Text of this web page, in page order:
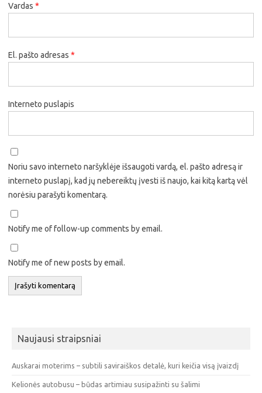
Vardas *
El. pašto adresas *
Interneto puslapis
Noriu savo interneto naršyklėje išsaugoti vardą, el. pašto adresą ir
interneto puslapį, kad jų nebereiktų įvesti iš naujo, kai kitą kartą vėl
norėsiu parašyti komentarą.
Notify me of follow-up comments by email.
Notify me of new posts by email.
Naujausi straipsniai
Auskarai moterims – subtili saviraiškos detalė, kuri keičia visą įvaizdį
Kelionės autobusu – būdas artimiau susipažinti su šalimi